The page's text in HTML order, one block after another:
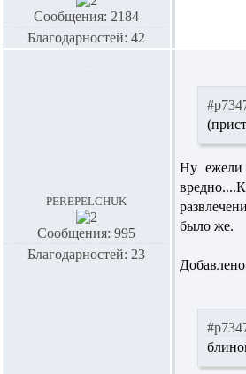
Сообщения: 2184
Благодарностей: 42
perepelchuk
Сообщения: 995
Благодарностей: 23
Ну ежели
было же.